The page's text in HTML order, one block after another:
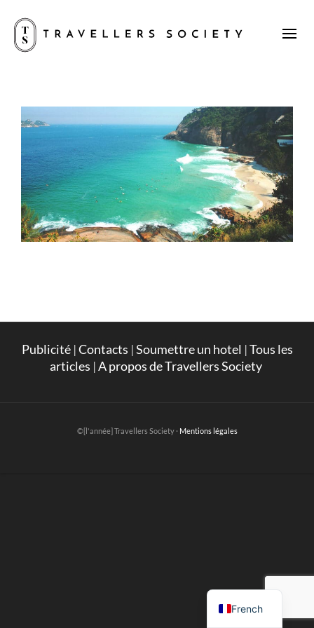
Publicité|Contacts |Soumettre un hotel |Tous les
articles |A propos de Travellers Society
©[l'année] Travellers Society · Mentions légales
French